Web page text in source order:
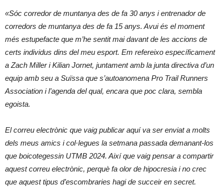
«Sóc corredor de muntanya des de fa 30 anys i entrenador de
corredors de muntanya des de fa 15 anys. Avui és el moment
més estupefacte que m’he sentit mai davant de les accions de
certs individus dins del meu esport. Em refereixo específicament
a Zach Miller i Kilian Jornet, juntament amb la junta directiva d’un
equip amb seu a Suïssa que s’autoanomena Pro Trail Runners
Association i l’agenda del qual, encara que poc clara, sembla
egoista.
El correu electrònic que vaig publicar aquí va ser enviat a molts
dels meus amics i col·legues la setmana passada demanant-los
que boicotegessin UTMB 2024. Així que vaig pensar a compartir
aquest correu electrònic, perquè fa olor de hipocresia i no crec
que aquest tipus d’escombraries hagi de succeir en secret.